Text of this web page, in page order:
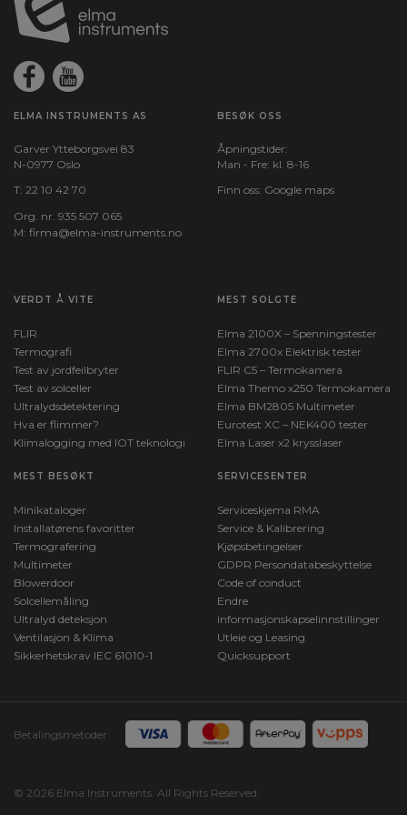
Spenningsmåling, DC (A):
1000
Strømmåling:
AC+DC,DC
Ja
569
ELMA INSTRUMENTS AS
Garver Ytteborgsvei 83
N-0977 Oslo
T: 22 10 42 70
Org. nr. 935 507 065
M: firma@elma-instruments.no​
BESØK OSS
Åpningstider:
Man - Fre: kl. 8-16
Finn oss: Google maps
VERDT Å VITE
FLIR
Termografi
Test av jordfeilbryter
Test av solceller
Ultralydsdetektering
Hva er flimmer?
Klimalogging med IOT teknologi
MEST SOLGTE
Elma 2100X – Spenningstester
Elma 2700x Elektrisk tester
FLIR C5 – Termokamera
Elma Themo x250 Termokamera
Elma BM2805 Multimeter
Eurotest XC – NEK400 tester
Elma Laser x2 krysslaser
MEST BESØKT
Minikataloger
Installatørens favoritter
Termografering
Multimeter
Blowerdoor
Solcellemåling
Ultralyd deteksjon
Ventilasjon & Klima
Sikkerhetskrav IEC 61010-1
SERVICESENTER
Serviceskjema RMA
Service & Kalibrering
Kjøpsbetingelser
GDPR Persondatabeskyttelse
Code of conduct
Endre
informasjonskapselinnstillinger
Utleie og Leasing
Quicksupport
Betalingsmetoder
© 2026 Elma Instruments. All Rights Reserved.